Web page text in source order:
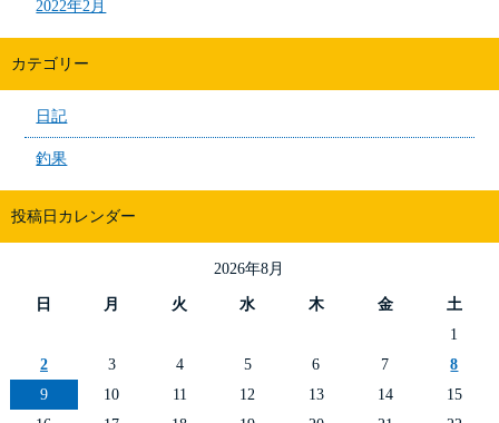
2022年2月
カテゴリー
日記
釣果
投稿日カレンダー
2026年8月
日 月 火 水 木 金
土
1
2
3 4 5 6 7
8
9
10 11 12 13 14
15